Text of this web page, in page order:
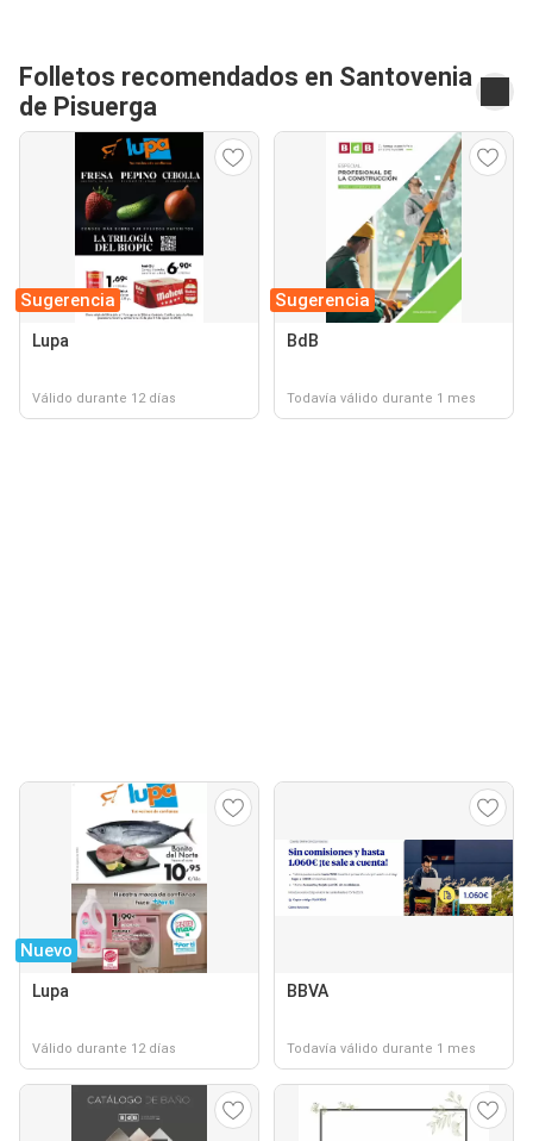
Folletos recomendados en Santovenia
de Pisuerga
Sugerencia
Lupa
Válido durante 12 días
Sugerencia
BdB
Todavía válido durante 1 mes
Nuevo
Lupa
Válido durante 12 días
BBVA
Todavía válido durante 1 mes